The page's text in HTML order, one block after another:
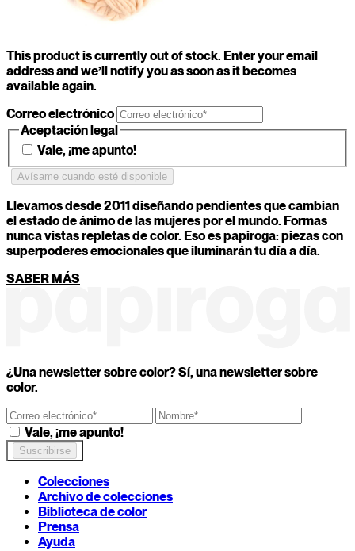
This product is currently out of stock. Enter your email
address and we’ll notify you as soon as it becomes
available again.
Correo electrónico
Aceptación legal
Vale, ¡me apunto!
Tu color secreto es...
¿Cuál de estos objetos serías hoy?
Una taza imperfecta y con carácter
CONTINUAR
Llevamos desde 2011 diseñando pendientes que cambian
el estado de ánimo de las mujeres por el mundo. Formas
nunca vistas repletas de color. Eso es papiroga: piezas con
superpoderes emocionales que iluminarán tu día a día.
SABER MÁS
¿Una newsletter sobre color? Sí, una newsletter sobre
color.
Vale, ¡me apunto!
Colecciones
Archivo de colecciones
Biblioteca de color
Prensa
Ayuda